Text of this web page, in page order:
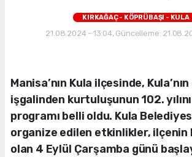
KIRKAĞAÇ - KÖPRÜBAŞI - KULA
21.08.2024 - 13:04, Güncelleme:
Manisa’nın Kula ilçesinde,
işgalinden kurtuluşunun 102.
programı belli oldu. Kula
organize edilen etkinlikler, ilçenin
olan 4 Eylül Çarşamba günü